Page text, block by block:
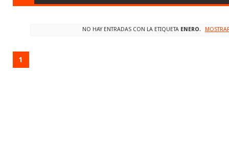
NO HAY ENTRADAS CON LA ETIQUETA ENERO.
1